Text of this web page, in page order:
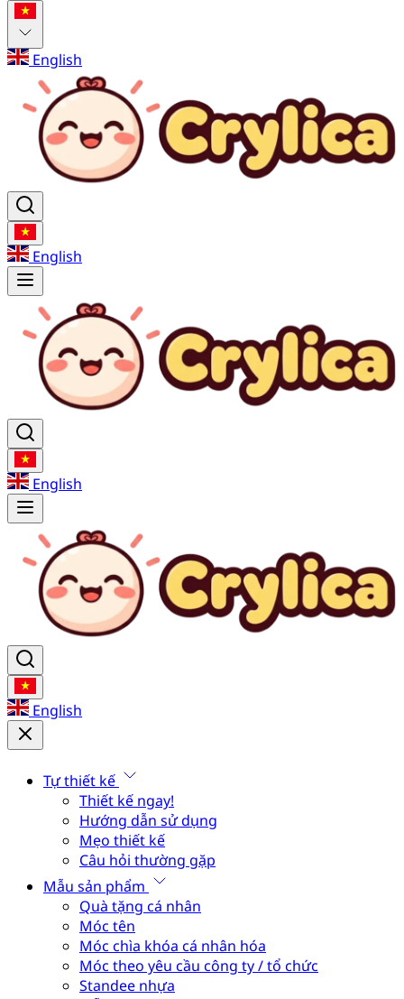
English
English
English
English
Tự thiết kế
Thiết kế ngay!
Hướng dẫn sử dụng
Mẹo thiết kế
Câu hỏi thường gặp
Mẫu sản phẩm
Quà tặng cá nhân
Móc tên
Móc chìa khóa cá nhân hóa
Móc theo yêu cầu công ty / tổ chức
Standee nhựa